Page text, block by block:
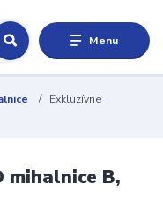
Menu
Exkluzívne
mihalnice B,